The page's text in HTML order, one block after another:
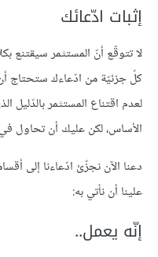
إثبات ادّعائك
لا تتوقّع أنّ المستثمر سيقتنع
كلّ جزئيّة من ادّعاءك ستحتاج أن
لعدم اقتناع المستثمر بالدّليل
الأساس، لكن عليك أن تحاول
دعنا الآن نجزّئ ادّعاءنا إلى
علينا أن نأتي به:
إنّه يعمل..